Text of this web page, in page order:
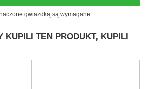
gwiazdką są wymagane
KUPILI TEN PRODUKT, KUPILI